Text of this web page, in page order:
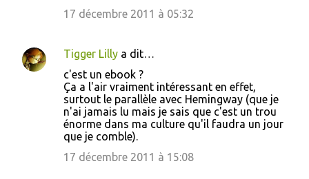
17 décembre 2011 à 05:32
Tigger Lilly a dit…
c'est un ebook ?
Ça a l'air vraiment intéressant en effet,
surtout le parallèle avec Hemingway (que je
n'ai jamais lu mais je sais que c'est un trou
énorme dans ma culture qu'il faudra un jour
que je comble).
17 décembre 2011 à 15:08